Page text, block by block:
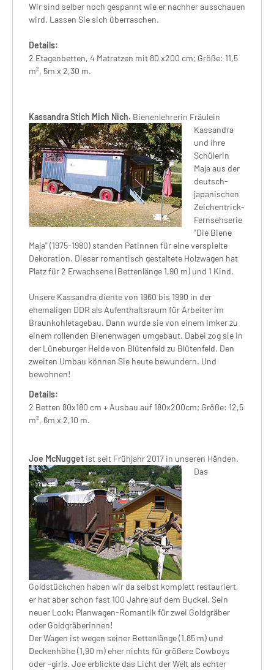
Wir sind selber noch gespannt wie er nachher ausschauen
wird. Lassen Sie sich überraschen.
Details:
2 Etagenbetten, 4 Matratzen mit 80 x200 cm; Größe: 11,5
m², 5m x 2,30 m.
Kassandra Stich Mich Nich. Bienenlehrerin Fräulein
Kassandra
und ihre
Schülerin
Maja aus der
deutsch-
japanischen
Zeichentrick-
Fernsehserie
"Die Biene
Maja" (1975-1980) standen Patinnen für eine verspielte
Dekoration. Dieser romantisch gestaltete Holzwagen hat
Platz für 2 Erwachsene (Bettenlänge 1,90 m) und 1 Kind.
Unsere Kassandra diente von 1960 bis 1990 in der
ehemaligen DDR als Aufenthaltsraum für Arbeiter im
Braunkohletagebau. Dann wurde sie von einem Imker zu
einem rollenden Bienenwagen umgebaut. Dabei zog sie in
der Lüneburger Heide von Blütenfeld zu Blütenfeld. Den
zweiten Umbau können Sie heute bewundern. Und
bewohnen!
Details:
2 Betten 80x180 cm + Ausbau auf 180x200cm; Größe: 12,5
m², 6m x 2,10 m.
Joe McNugget ist seit Frühjahr 2017 in unseren Händen.
Das
Goldstückchen haben wir da selbst komplett restauriert,
er hat aber schon fast 100 Jahre auf dem Buckel. Sein
neuer Look: Planwagen-Romantik für zwei Goldgräber
oder Goldgräberinnen!
Der Wagen ist wegen seiner Bettenlänge (1,85 m) und
Deckenhöhe (1,90 m) eher nichts für größere Cowboys
oder -girls. Joe erblickte das Licht der Welt als echter